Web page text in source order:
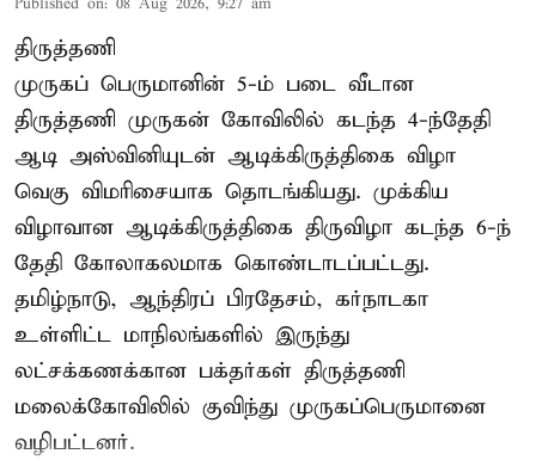
திருத்தணி
முருகப் பெருமானின் 5-ம் படை வீடான
திருத்தணி முருகன் கோவிலில் கடந்த 4-ந்தேதி
ஆடி அஸ்வினியுடன் ஆடிக்கிருத்திகை விழா
வெகு விமரிசையாக தொடங்கியது. முக்கிய
விழாவான ஆடிக்கிருத்திகை திருவிழா கடந்த 6-ந்
தேதி கோலாகலமாக கொண்டாடப்பட்டது.
தமிழ்நாடு, ஆந்திரப் பிரதேசம், கர்நாடகா
உள்ளிட்ட மாநிலங்களில் இருந்து
லட்சக்கணக்கான பக்தர்கள் திருத்தணி
மலைக்கோவிலில் குவிந்து முருகப்பெருமானை
வழிபட்டனர்.